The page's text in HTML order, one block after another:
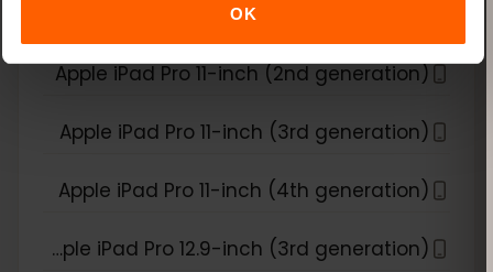
OK
Apple iPad Pro 11-inch (1st generation)
Apple iPad Pro 11-inch (2nd generation)
Apple iPad Pro 11-inch (3rd generation)
Apple iPad Pro 11-inch (4th generation)
Apple iPad Pro 12.9-inch (3rd generation)